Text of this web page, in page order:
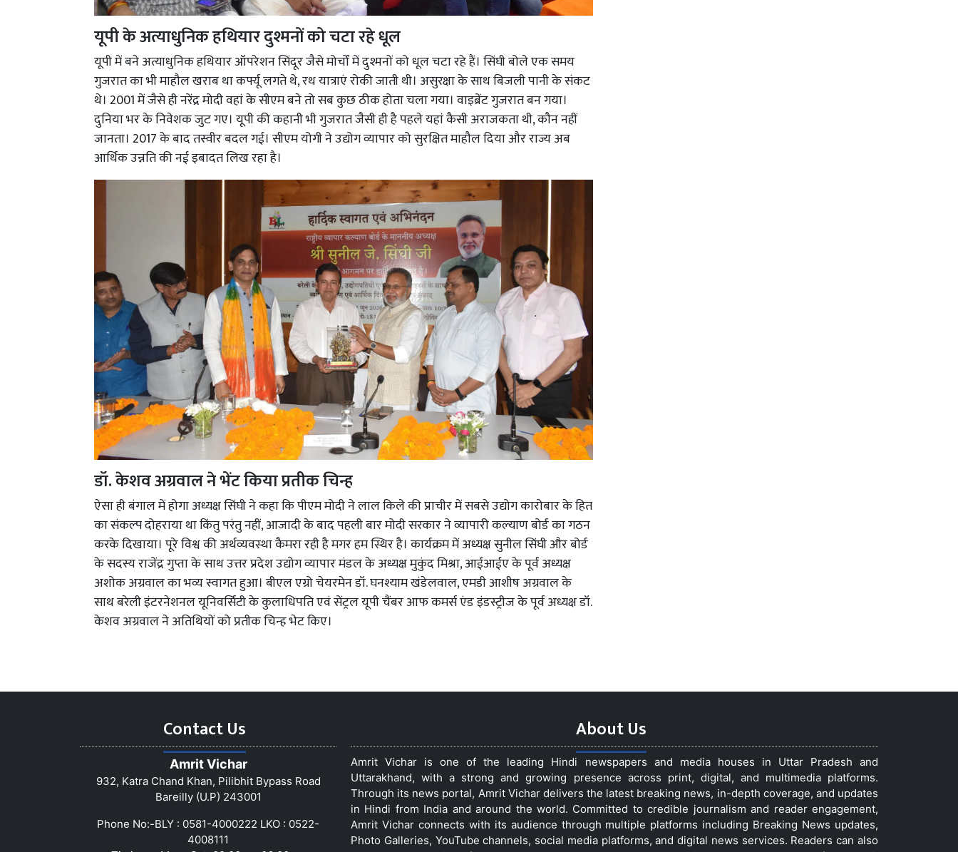
यूपी के अत्याधुनिक हथियार दुश्मनों को चटा रहे धूल
यूपी में बने अत्याधुनिक हथियार ऑपरेशन सिंदूर जैसे मोर्चों में दुश्मनों को धूल चटा रहे हैं। सिंघी बोले एक समय
गुजरात का भी माहौल खराब था कर्फ्यू लगते थे, रथ यात्राएं रोकी जाती थी। असुरक्षा के साथ बिजली पानी के संकट
थे। 2001 में जैसे ही नरेंद्र मोदी वहां के सीएम बने तो सब कुछ ठीक होता चला गया। वाइब्रेंट गुजरात बन गया।
दुनिया भर के निवेशक जुट गए। यूपी की कहानी भी गुजरात जैसी ही है पहले यहां कैसी अराजकता थी, कौन नहीं
जानता। 2017 के बाद तस्वीर बदल गई। सीएम योगी ने उद्योग व्यापार को सुरक्षित माहौल दिया और राज्य अब
आर्थिक उन्नति की नई इबादत लिख रहा है।
डॉ. केशव अग्रवाल ने भेंट किया प्रतीक चिन्ह
ऐसा ही बंगाल में होगा अध्यक्ष सिंघी ने कहा कि पीएम मोदी ने लाल किले की प्राचीर में सबसे उद्योग कारोबार के हित
का संकल्प दोहराया था किंतु परंतु नहीं, आजादी के बाद पहली बार मोदी सरकार ने व्यापारी कल्याण बोर्ड का गठन
करके दिखाया। पूरे विश्व की अर्थव्यवस्था कैमरा रही है मगर हम स्थिर है। कार्यक्रम में अध्यक्ष सुनील सिंघी और बोर्ड
के सदस्य राजेंद्र गुप्ता के साथ उत्तर प्रदेश उद्योग व्यापार मंडल के अध्यक्ष मुकुंद मिश्रा, आईआईए के पूर्व अध्यक्ष
अशोक अग्रवाल का भव्य स्वागत हुआ। बीएल एग्रो चेयरमेन डॉ. घनश्याम खंडेलवाल, एमडी आशीष अग्रवाल के
साथ बरेली इंटरनेशनल यूनिवर्सिटी के कुलाधिपति एवं सेंट्रल यूपी चैंबर आफ कमर्स एंड इंडस्ट्रीज के पूर्व अध्यक्ष डॉ.
केशव अग्रवाल ने अतिथियों को प्रतीक चिन्ह भेट किए।
Contact Us
Amrit Vichar
932, Katra Chand Khan, Pilibhit Bypass Road
Bareilly (U.P) 243001
Phone No:-BLY : 0581-4000222 LKO : 0522-
4008111
About Us
Amrit Vichar is one of the leading Hindi newspapers and media houses in Uttar Pradesh and
Uttarakhand, with a strong and growing presence across print, digital, and multimedia platforms.
Through its news portal, Amrit Vichar delivers the latest breaking news, in-depth coverage, and updates
in Hindi from India and around the world. Committed to credible journalism and reader engagement,
Amrit Vichar connects with its audience through multiple platforms including Breaking News updates,
Photo Galleries, YouTube channels, social media platforms, and digital news services. Readers can also